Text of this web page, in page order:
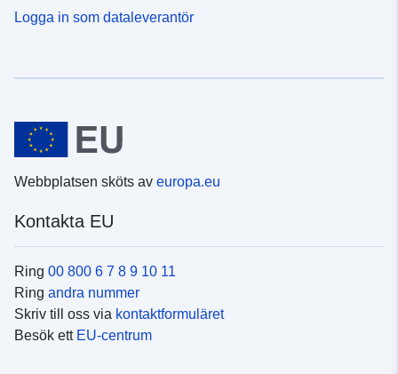
Logga in som dataleverantör
Webbplatsen sköts av europa.eu
Kontakta EU
Ring 00 800 6 7 8 9 10 11
Ring andra nummer
Skriv till oss via kontaktformuläret
Besök ett EU-centrum